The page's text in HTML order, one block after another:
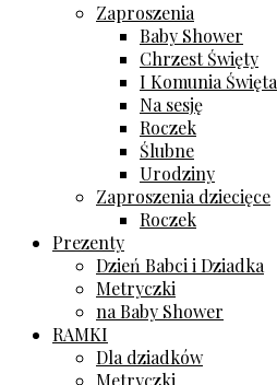
Zaproszenia
Baby Shower
Chrzest Święty
I Komunia Święta
Na sesję
Roczek
Ślubne
Urodziny
Zaproszenia dziecięce
Roczek
Prezenty
Dzień Babci i Dziadka
Metryczki
na Baby Shower
RAMKI
Dla dziadków
Metryczki